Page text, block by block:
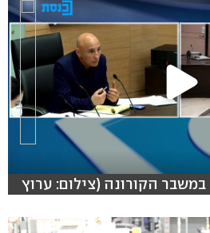
הקורונה (צילום: ערוץ